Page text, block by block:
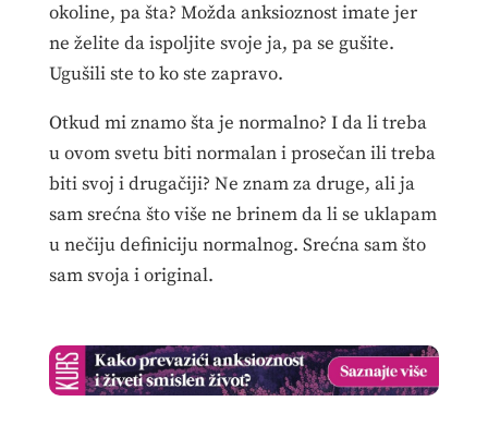
okoline, pa šta? Možda anksioznost imate jer
ne želite da ispoljite svoje ja, pa se gušite.
Ugušili ste to ko ste zapravo.
Otkud mi znamo šta je normalno? I da li treba
u ovom svetu biti normalan i prosečan ili treba
biti svoj i drugačiji? Ne znam za druge, ali ja
sam srećna što više ne brinem da li se uklapam
u nečiju definiciju normalnog. Srećna sam što
sam svoja i original.